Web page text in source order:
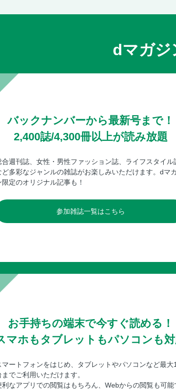
dマガジ
バックナンバーから最新号まで！
2,400誌/4,300冊以上が読み放題
合週刊誌、女性・男性ファッション誌、ライフスタイル
ど多彩なジャンルの雑誌がお楽しみいただけます。dマ
限定のオリジナル記事も！
参加雑誌一覧はこちら
お手持ちの端末で今すぐ読める！
マホもタブレットもパソコンも
マートフォンをはじめ、タブレットやパソコンなど最大
までご利用いただけます。
利なアプリでの閲覧はもちろん、Webからの閲覧も可能